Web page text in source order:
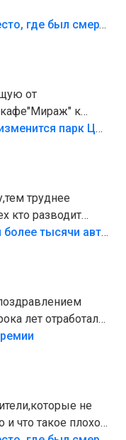
«Попал на пику»: СК показал место, где был смертельно травмирован ребенок в Тольятти
от
кафе"Мираж" к
то бордюры
еще,видимо,часть
Глава Тольятти рассказал, как изменится парк Центрального района
труднее
кто разводит
полно
В тольяттинский лес не пустили более тысячи автомобилей
лет отработали
не
и что такое плохо!